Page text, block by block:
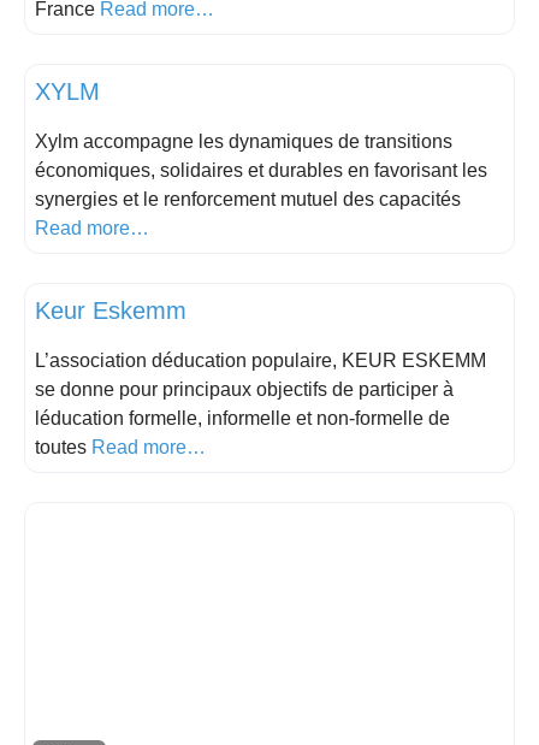
France Read more…
XYLM
Xylm accompagne les dynamiques de transitions
économiques, solidaires et durables en favorisant les
synergies et le renforcement mutuel des capacités
Read more…
Keur Eskemm
L’association déducation populaire, KEUR ESKEMM
se donne pour principaux objectifs de participer à
léducation formelle, informelle et non-formelle de
toutes Read more…